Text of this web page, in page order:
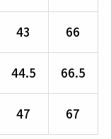
43 66
44.5 66.5
47 67